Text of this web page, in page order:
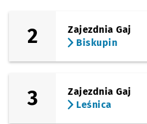
(Tarnogajska)
2
Zajezdnia Gaj
Biskupin
3
Zajezdnia Gaj
Leśnica